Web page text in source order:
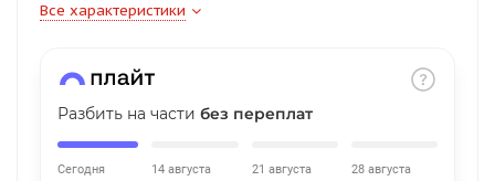
Все характеристики
Разбить на части без переплат
Сегодня 14 августа 21 августа 28 августа